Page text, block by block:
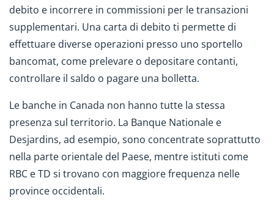
debito e incorrere in commissioni per le transazioni
supplementari. Una carta di debito ti permette di
effettuare diverse operazioni presso uno sportello
bancomat, come prelevare o depositare contanti,
controllare il saldo o pagare una bolletta.
Le banche in Canada non hanno tutte la stessa
presenza sul territorio. La Banque Nationale e
Desjardins, ad esempio, sono concentrate soprattutto
nella parte orientale del Paese, mentre istituti come
RBC e TD si trovano con maggiore frequenza nelle
province occidentali.